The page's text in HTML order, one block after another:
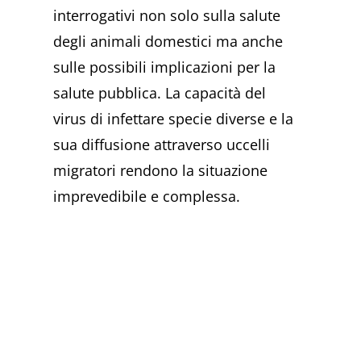
interrogativi non solo sulla salute
degli animali domestici ma anche
sulle possibili implicazioni per la
salute pubblica. La capacità del
virus di infettare specie diverse e la
sua diffusione attraverso uccelli
migratori rendono la situazione
imprevedibile e complessa.